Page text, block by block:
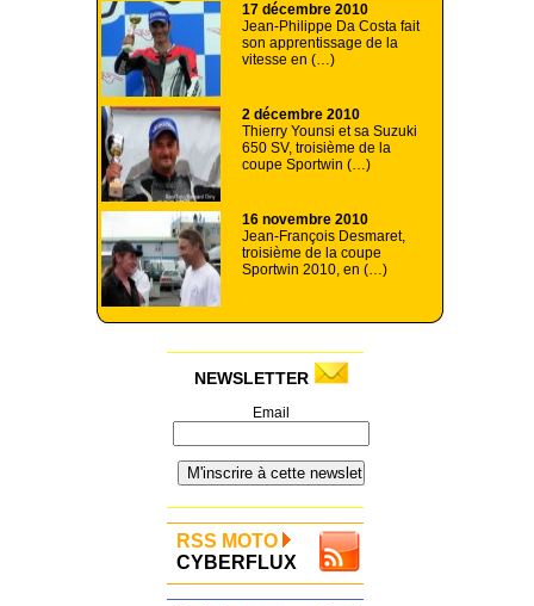
17 décembre 2010
Jean-Philippe Da Costa fait
son apprentissage de la
vitesse en (…)
2 décembre 2010
Thierry Younsi et sa Suzuki
650 SV, troisième de la
coupe Sportwin (…)
16 novembre 2010
Jean-François Desmaret,
troisième de la coupe
Sportwin 2010, en (…)
NEWSLETTER
Email
RSS MOTO
CYBERFLUX